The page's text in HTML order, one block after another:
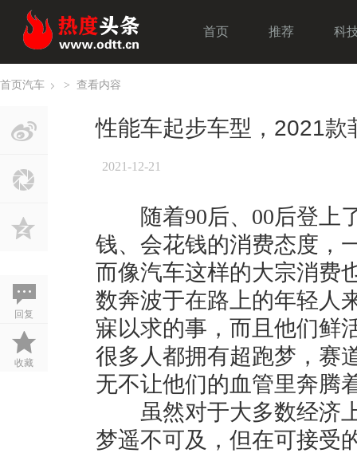
首页 推荐 科
首页 >
汽车 查看内容
回复
收藏
性能车起步车型，2021款
2021-12-21
随着90后、00后登上
钱、会花钱的消费态度，
而像汽车这样的大宗消费
数奔波于在路上的年轻人
寐以求的事，而且他们鲜
很多人都拥有超跑梦，赛
无不让他们的血管里奔腾
虽然对于大多数经济上
梦遥不可及，但在可接受